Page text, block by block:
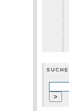
SUCHE